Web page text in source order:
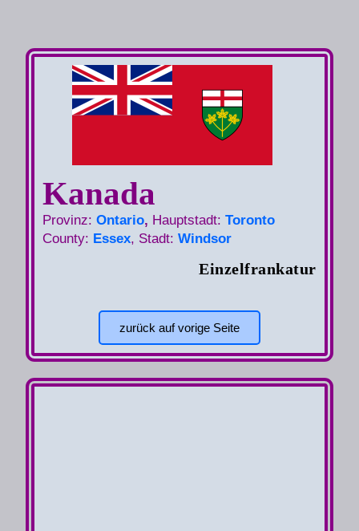
Kanada
Provinz: Ontario, Hauptstadt:Toronto
County: Essex, Stadt:Windsor
Einzelfrankatur
zurück auf vorige Seite